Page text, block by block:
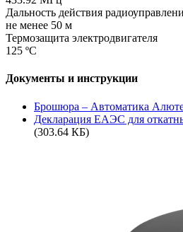
Дальность действия
не менее 50 м
Термозащита электродвигателя
125 ºС
Документы и инструкции
Брошюра – Автоматика
Декларация ЕАЭС для
(303.64 КБ)